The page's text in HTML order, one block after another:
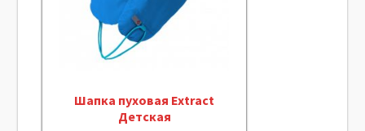
Шапка пуховая Extract
Детская